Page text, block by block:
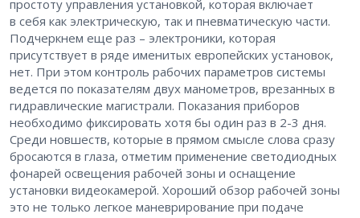
простоту управления установкой, которая включает
в себя как электрическую, так и пневматическую части.
Подчеркнем еще раз – электроники, которая
присутствует в ряде именитых европейских установок,
нет. При этом контроль рабочих параметров системы
ведется по показателям двух манометров, врезанных в
гидравлические магистрали. Показания приборов
необходимо фиксировать хотя бы один раз в 2-3 дня.
Среди новшеств, которые в прямом смысле слова сразу
бросаются в глаза, отметим применение светодиодных
фонарей освещения рабочей зоны и оснащение
установки видеокамерой. Хороший обзор рабочей зоны
это не только легкое маневрирование при подаче